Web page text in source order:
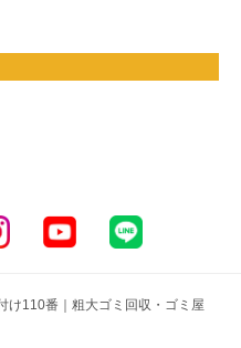
け110番｜粗大ゴミ回収・ゴミ屋